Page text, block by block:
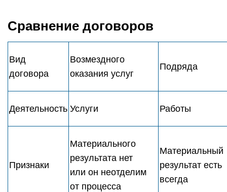
Сравнение договоров
Вид
договора
Возмездного
оказания услуг
Подряда
Деятельность Услуги Работы
Признаки
Материального
результата нет
или он неотделим
от процесса
Материальный
результат есть
всегда